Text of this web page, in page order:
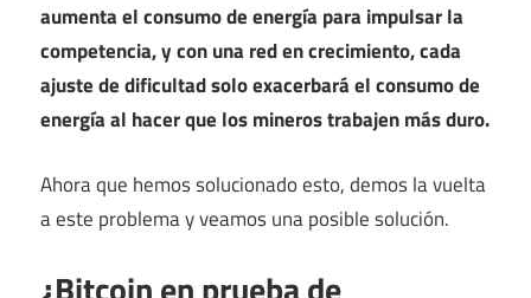
aumenta el consumo de energía para impulsar la
competencia, y con una red en crecimiento, cada
ajuste de dificultad solo exacerbará el consumo de
energía al hacer que los mineros trabajen más duro.
Ahora que hemos solucionado esto, demos la vuelta
a este problema y veamos una posible solución.